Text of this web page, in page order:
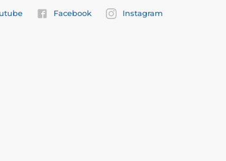
Facebook Instagram